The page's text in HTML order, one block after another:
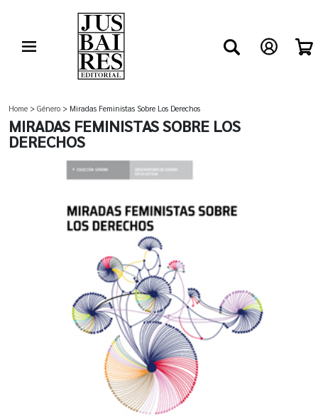
Home > Género > Miradas Feministas Sobre Los Derechos
MIRADAS FEMINISTAS SOBRE LOS
DERECHOS